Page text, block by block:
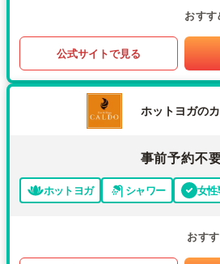
おすす
公式サイトで見る
ホットヨガの
事前予約不
ホットヨガ シャワー 女性
おす